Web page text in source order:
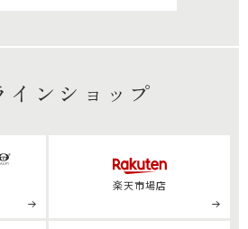
インショップ
楽天市場店